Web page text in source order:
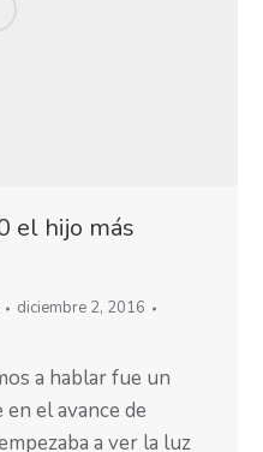
el hijo más
diciembre 2, 2016
a hablar fue un
el avance de
a ver la luz